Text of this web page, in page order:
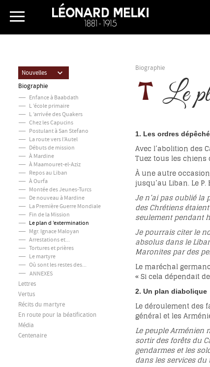
Nouvelles
Biographie
Enfance à Baabdath
L ’école primaire
L ’arrivée des Quakers
Chez les Capucins
Postulant à San Stefano
La route vers l’Autel
Débuts de mission
À Mardine
À Maamouret-el-Aziz
Repos au Liban
À Ourfa
Montée des Jeunes-Turcs
De nouveau à Mardine
La Première Guerre Mondiale
Fin de la Mission
Le plan d ’extermination
Mgr. Ignace Maloyan
Arrestations et...
Tortures et prières
Le martyre
Où sont les restes des...
ANNEXES
Lettres
Vertus
Récits du martyre
En route pour la béatification
Média
Centenaire
Biographie
Le
1. Les ordres
Avec l’abolition des
Tuez tous les
À une autre
jusqu’au Liban. Le
Je n’ai pas oublié
des Chrétiens
seulement pendant
Je pourrais citer le
absolus dans le
Maronites par des
Le maréchal
« Si cela dépendait
2. Un plan diabolique
Le déroulement des
général et les
Le peuple Arménien
sortir des forêts du
gendarmes et les
dans les services